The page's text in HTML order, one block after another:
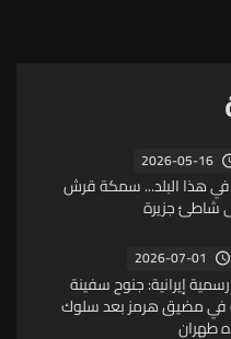
2026-05-16
في هذا البلد... سمكة قرش
شاطئ جزيرة
2026-07-01
إيرانية: جنوح سفينة
في مضيق هرمز بعد سلوك
طهران